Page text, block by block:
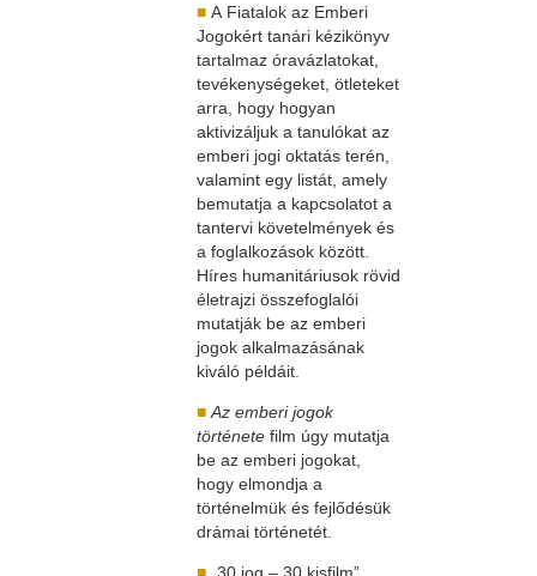
■ A Fiatalok az Emberi
Jogokért tanári kézikönyv
tartalmaz óravázlatokat,
tevékenységeket, ötleteket
arra, hogy hogyan
aktivizáljuk a tanulókat az
emberi jogi oktatás terén,
valamint egy listát, amely
bemutatja a kapcsolatot a
tantervi követelmények és
a foglalkozások között.
Híres humanitáriusok rövid
életrajzi összefoglalói
mutatják be az emberi
jogok alkalmazásának
kiváló példáit.
■ Az emberi jogok
története film úgy mutatja
be az emberi jogokat,
hogy elmondja a
történelmük és fejlődésük
drámai történetét.